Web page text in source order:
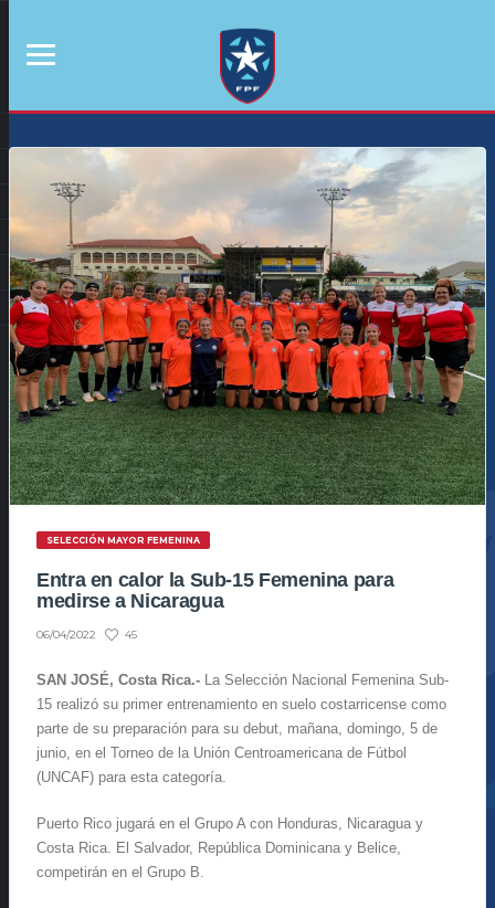
SELECCIÓN MAYOR FEMENINA
Entra en calor la Sub-15 Femenina para
medirse a Nicaragua
06/04/2022 45
SAN JOSÉ, Costa Rica.- La Selección Nacional Femenina Sub-
15 realizó su primer entrenamiento en suelo costarricense como
parte de su preparación para su debut, mañana, domingo, 5 de
junio, en el Torneo de la Unión Centroamericana de Fútbol
(UNCAF) para esta categoría.
Puerto Rico jugará en el Grupo A con Honduras, Nicaragua y
Costa Rica. El Salvador, República Dominicana y Belice,
competirán en el Grupo B.